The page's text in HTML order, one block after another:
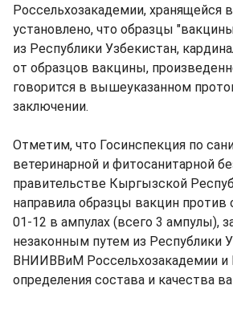
Россельхозакадемии, хранящейся
установлено, что образцы
из Республики Узбекистан,
от образцов вакцины,
говорится в вышеуказанном
заключении.
Отметим, что Госинспекция по
ветеринарной и фитосанитарной
правительстве Кыргызской
направила образцы вакцин
01-12 в ампулах (всего 3 ампулы),
незаконным путем из Республики
ВНИИВВиМ Россельхозакадемии
определения состава и качества